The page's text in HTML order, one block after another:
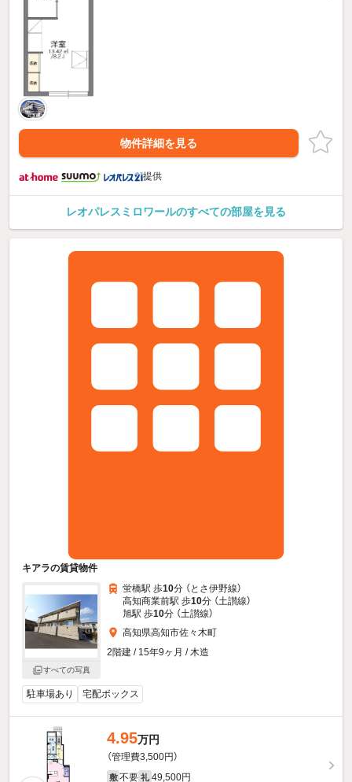
物件詳細を見る
提供
レオパレスミロワールのすべての部屋を見る
キアラの賃貸物件
すべての写真
蛍橋駅 歩10分 （とさ伊野線）
高知商業前駅 歩10分 （土讃線）
旭駅 歩10分 （土讃線）
高知県高知市佐々木町
2階建 / 15年9ヶ月 / 木造
駐車場あり 宅配ボックス
4.95万円
（管理費3,500円）
敷 不要 礼 49,500円